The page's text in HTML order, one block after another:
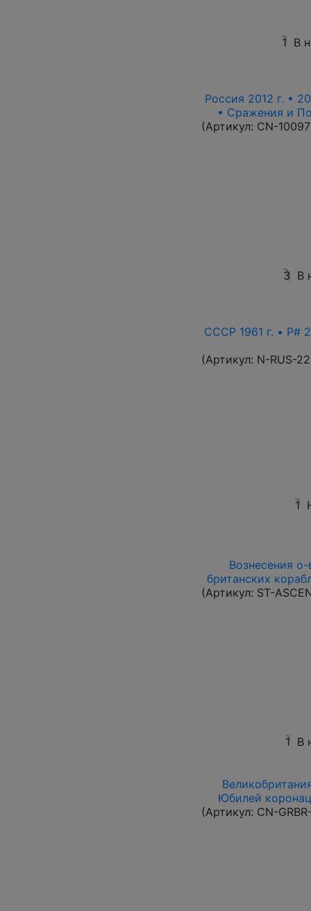
1 В
Россия 2012 г. •
• Сражения и
(Артикул: CN-10097
3 В
СССР 1961 г. • P#
(Артикул: N-RUS-
1
Вознесения
британских
(Артикул: ST-
1 В
Юбилей
(Артикул: CN-